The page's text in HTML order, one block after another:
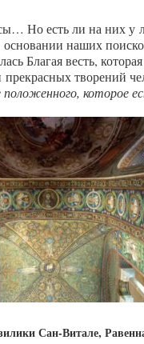
Но есть ли на них у
основании наших
Благая весть,
творений
положенного, которое
Сан-Витале,